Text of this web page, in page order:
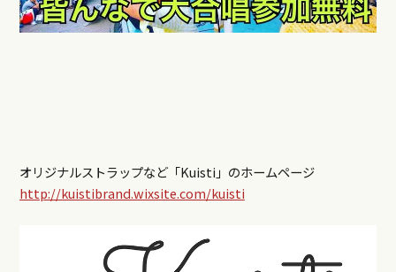
オリジナルストラップなど「Kuisti」のホームページ
http://kuistibrand.wixsite.com/kuisti